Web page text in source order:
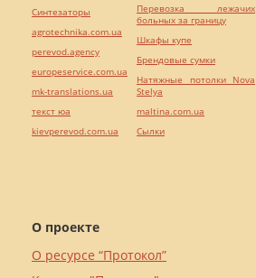
О проекте
О ресурсе “Протокол”
Синтезаторы
agrotechnika.com.ua
perevod.agency
europeservice.com.ua
mk-translations.ua
текст юа
kievperevod.com.ua
Перевозка лежачих
больных за границу
Шкафы купе
Брендовые сумки
Натяжные потолки Nova
Stelya
maltina.com.ua
Cылки